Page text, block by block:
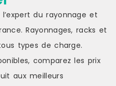
l’expert du rayonnage et
Rayonnages, racks et
types de charge.
comparez les prix
aux meilleurs